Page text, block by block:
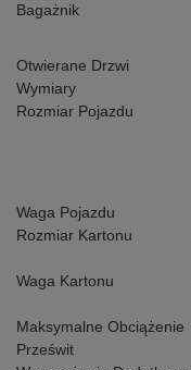
Bagażnik
Otwierane Drzwi
Wymiary
Rozmiar Pojazdu
Waga Pojazdu
Rozmiar Kartonu
Waga Kartonu
Maksymalne Obciążenie
Prześwit